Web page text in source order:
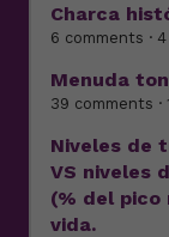
Charca
6 comments ·
Menuda
39 comments ·
Niveles de
VS niveles
(% del pico
vida.